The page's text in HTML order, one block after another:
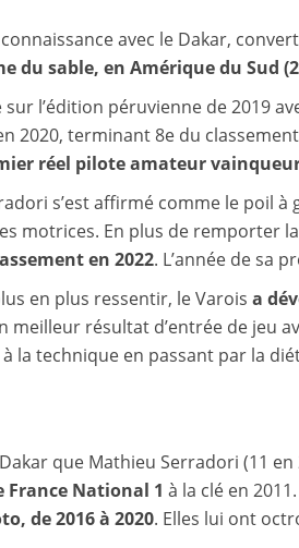
avec le Dakar,
du sable, en Amérique du Sud
l’édition péruvienne de 2019
2020, terminant 8e du
réel pilote amateur
s’est affirmé comme le
motrices. En plus de remporter
en 2022. L’année de sa
en plus ressentir, le Varois a
meilleur résultat d’entrée de jeu
la technique en passant par la
que Mathieu Serradori (11
France National 1 à la clé en
de 2016 à 2020. Elles lui ont